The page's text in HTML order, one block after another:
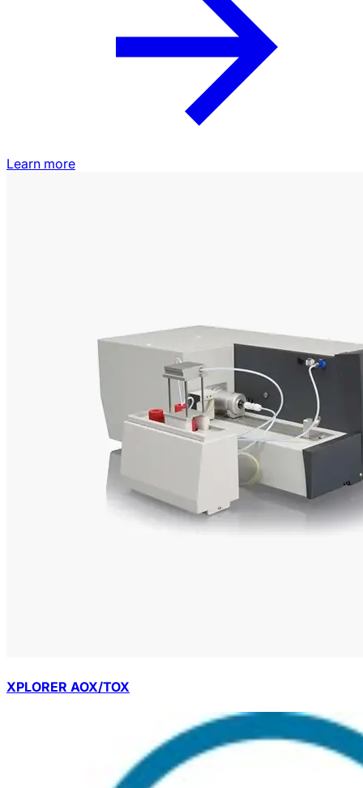
Learn more
XPLORER AOX/TOX